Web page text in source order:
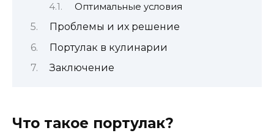
Оптимальные условия
Проблемы и их решение
Портулак в кулинарии
Заключение
Что такое портулак?